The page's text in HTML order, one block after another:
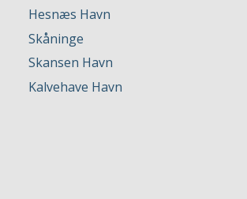
Hesnæs Havn
Skåninge
Skansen Havn
Kalvehave Havn